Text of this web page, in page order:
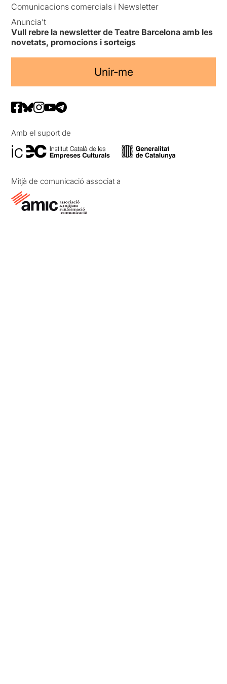
Comunicacions comercials i Newsletter
Anuncia’t
Vull rebre la newsletter de Teatre Barcelona amb les
novetats, promocions i sorteigs
Unir-me
Amb el suport de
Mitjà de comunicació associat a